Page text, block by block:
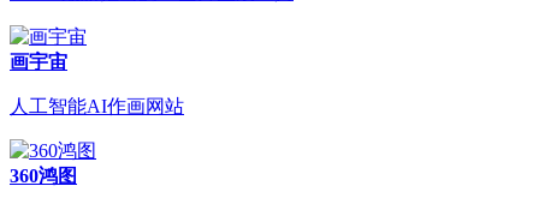
画宇宙
人工智能AI作画网站
360鸿图